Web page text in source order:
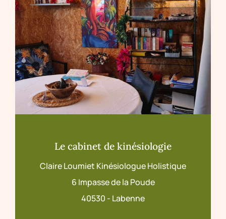
Le cabinet de kinésiologie
Claire Loumiet Kinésiologue Holistique
6 Impasse de la Poude
40530 - Labenne